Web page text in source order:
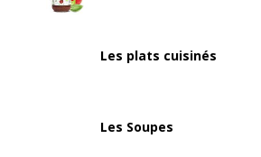
Les plats cuisinés
Les Soupes